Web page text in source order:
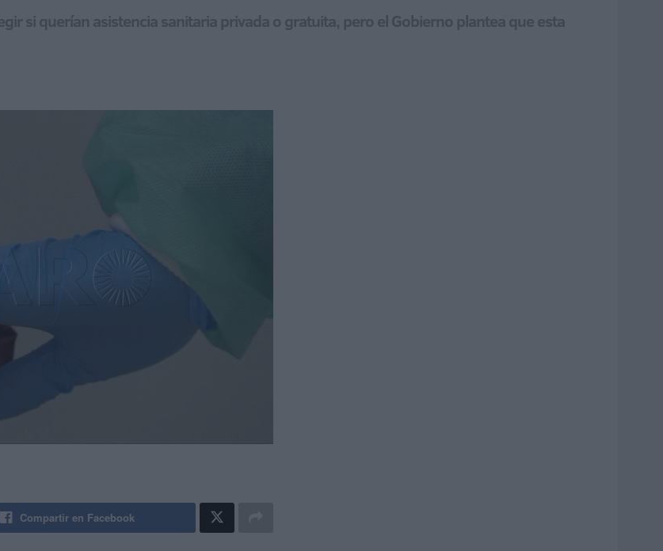
si querían asistencia sanitaria privada o gratuita, pero el Gobierno plantea que esta
Compartir en Facebook